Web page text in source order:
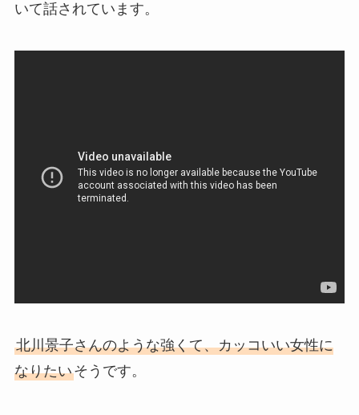
いて話されています。
北川景子さんのような強くて、カッコいい女性に
なりたいそうです。